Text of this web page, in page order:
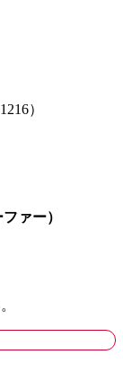
）
ァー）